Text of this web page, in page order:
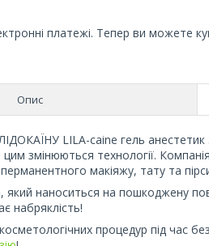
платежі. Тепер ви можете
Опис
LILA-caine гель анестетик
змінюються технології.
макіяжу, тату та
який наноситься на пошкоджену
набряклість!
процедур під час